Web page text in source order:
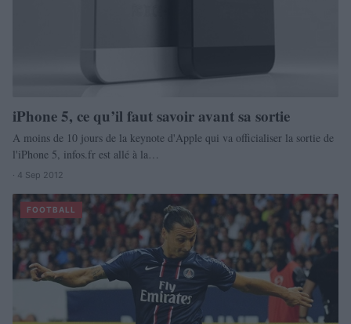
iPhone 5, ce qu’il faut savoir avant sa sortie
A moins de 10 jours de la keynote d'Apple qui va officialiser la sortie de
l'iPhone 5, infos.fr est allé à la…
· 4 Sep 2012
FOOTBALL